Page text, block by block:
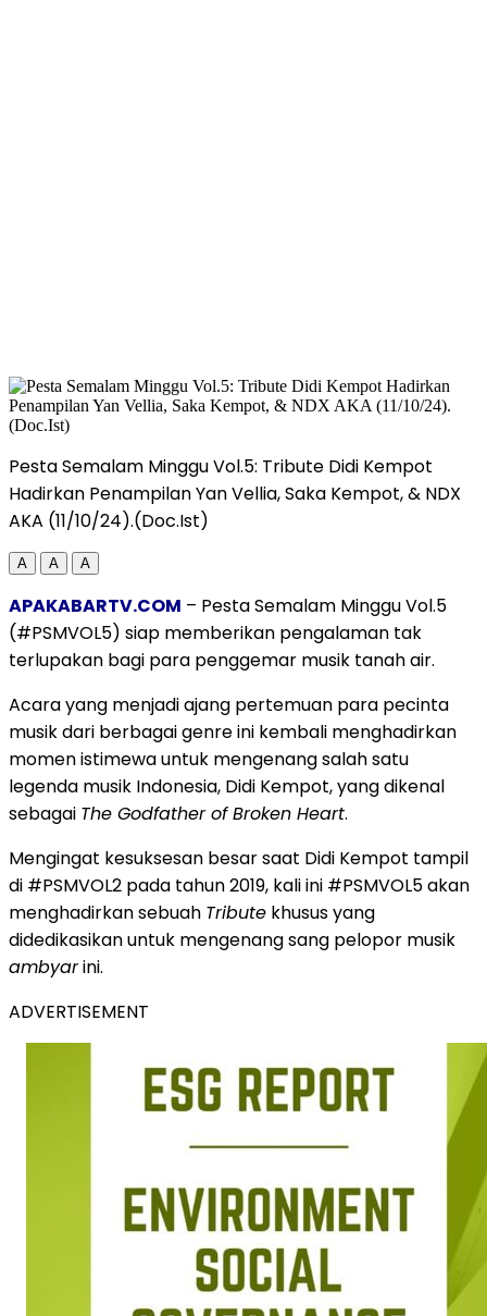
Pesta Semalam Minggu Vol.5: Tribute Didi Kempot
Hadirkan Penampilan Yan Vellia, Saka Kempot, & NDX
AKA (11/10/24).(Doc.Ist)
A A A
APAKABARTV.COM – Pesta Semalam Minggu Vol.5
(#PSMVOL5) siap memberikan pengalaman tak
terlupakan bagi para penggemar musik tanah air.
Acara yang menjadi ajang pertemuan para pecinta
musik dari berbagai genre ini kembali menghadirkan
momen istimewa untuk mengenang salah satu
legenda musik Indonesia, Didi Kempot, yang dikenal
sebagai The Godfather of Broken Heart.
Mengingat kesuksesan besar saat Didi Kempot tampil
di #PSMVOL2 pada tahun 2019, kali ini #PSMVOL5 akan
menghadirkan sebuah Tribute khusus yang
didedikasikan untuk mengenang sang pelopor musik
ambyarini.
ADVERTISEMENT